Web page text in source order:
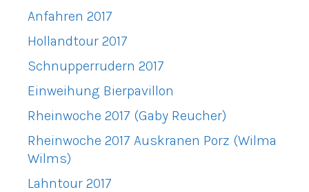
Anfahren 2017
Hollandtour 2017
Schnupperrudern 2017
Einweihung Bierpavillon
Rheinwoche 2017 (Gaby Reucher)
Rheinwoche 2017 Auskranen Porz (Wilma
Wilms)
Lahntour 2017